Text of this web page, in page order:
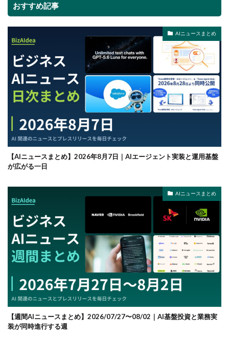
おすすめ記事
AIニュースまとめ
【AIニュースまとめ】2026年8月7日｜AIエージェント実装と運用基盤
が広がる一日
AIニュースまとめ
【週間AIニュースまとめ】2026/07/27〜08/02｜AI基盤投資と業務実
装が同時進行する週